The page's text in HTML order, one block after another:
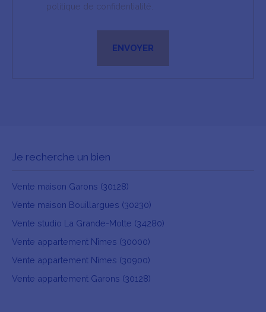
politique de confidentialité
ENVOYER
Je recherche un bien
Vente maison Garons (30128)
Vente maison Bouillargues (30230)
Vente studio La Grande-Motte (34280)
Vente appartement Nîmes (30000)
Vente appartement Nîmes (30900)
Vente appartement Garons (30128)